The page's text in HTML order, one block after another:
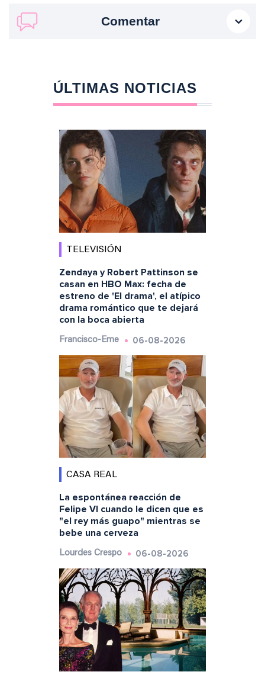
Comentar
ÚLTIMAS NOTICIAS
TELEVISIÓN
Zendaya y Robert Pattinson se
casan en HBO Max: fecha de
estreno de 'El drama', el atípico
drama romántico que te dejará
con la boca abierta
Francisco-Eme 06-08-2026
CASA REAL
La espontánea reacción de
Felipe VI cuando le dicen que es
"el rey más guapo" mientras se
bebe una cerveza
Lourdes Crespo 06-08-2026